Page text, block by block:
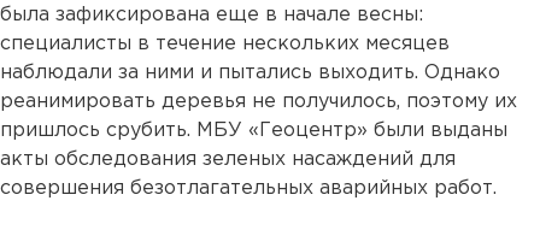
была зафиксирована еще в начале весны:
специалисты в течение нескольких месяцев
наблюдали за ними и пытались выходить. Однако
реанимировать деревья не получилось, поэтому их
пришлось срубить. МБУ «Геоцентр» были выданы
акты обследования зеленых насаждений для
совершения безотлагательных аварийных работ.